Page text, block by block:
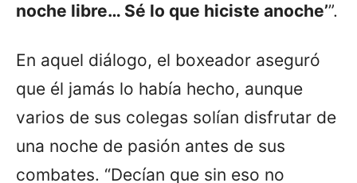
noche libre… Sé lo que hiciste anoche’”.
En aquel diálogo, el boxeador aseguró
que él jamás lo había hecho, aunque
varios de sus colegas solían disfrutar de
una noche de pasión antes de sus
combates. “Decían que sin eso no